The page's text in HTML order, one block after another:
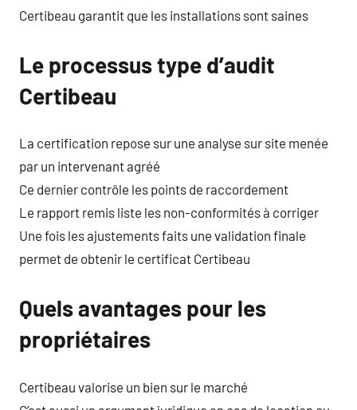
Certibeau garantit que les installations sont saines
Le processus type d’audit
Certibeau
La certification repose sur une analyse sur site menée
par un intervenant agréé
Ce dernier contrôle les points de raccordement
Le rapport remis liste les non-conformités à corriger
Une fois les ajustements faits une validation finale
permet de obtenir le certificat Certibeau
Quels avantages pour les
propriétaires
Certibeau valorise un bien sur le marché